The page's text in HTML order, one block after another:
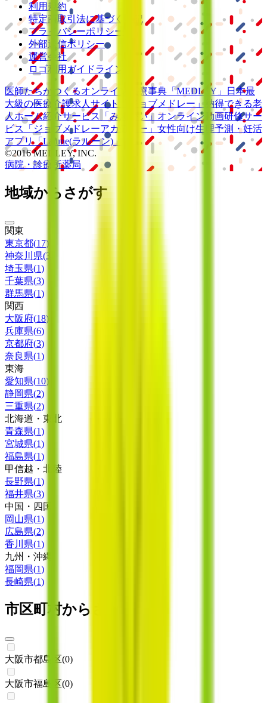
利用規約
特定商取引法に基づく表記
プライバシーポリシー
外部送信ポリシー
運営会社
ロゴ利用ガイドライン
医師たちがつくるオンライン医療事典 「MEDLEY」
日本最
大級の医療介護求人サイト 「ジョブメドレー」 納得できる老
人ホーム紹介サービス
「みんかい」 オンライン
動画研修サー
ビス
「ジョブメドレーアカデミー」 女性向け生理予測・妊活
アプリ「Lalune(ラルーン)」
©2016 MEDLEY, INC.
病院・診療所薬局
地域からさがす
関東
東京都(17)
神奈川県(3
埼玉県(1)
千葉県(3)
群馬県(1)
関西
大阪府(18)
兵庫県(6)
京都府(3)
奈良県(1)
東海
愛知県(10)
静岡県(2)
三重県(2)
北海道・東北
青森県(1)
宮城県(1)
福島県(1)
甲信越・北陸
長野県(1)
福井県(3)
中国・四国
岡山県(1)
広島県(2)
香川県(1)
九州・沖縄
福岡県(1)
長崎県(1)
市区町村からさがす
大阪市都島区(0)
大阪市福島区(0)